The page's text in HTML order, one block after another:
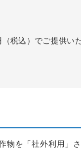
税込）でご提供いた
を「社外利用」